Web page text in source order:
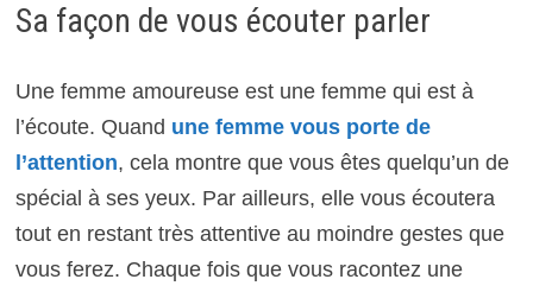
Sa façon de vous écouter parler
Une femme amoureuse est une femme qui est à
l’écoute. Quand une femme vous porte de
l’attention, cela montre que vous êtes quelqu’un de
spécial à ses yeux. Par ailleurs, elle vous écoutera
tout en restant très attentive au moindre gestes que
vous ferez. Chaque fois que vous racontez une